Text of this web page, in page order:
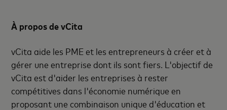
À propos de vCita
vCita aide les PME et les entrepreneurs à créer et à
gérer une entreprise dont ils sont fiers. L'objectif de
vCita est d'aider les entreprises à rester
compétitives dans l'économie numérique en
proposant une combinaison unique d'éducation et